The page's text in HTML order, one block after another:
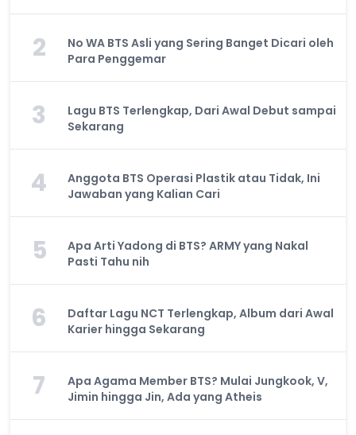
2
No WA BTS Asli yang Sering Banget Dicari oleh
Para Penggemar
3
Lagu BTS Terlengkap, Dari Awal Debut sampai
Sekarang
4
Anggota BTS Operasi Plastik atau Tidak, Ini
Jawaban yang Kalian Cari
5
Apa Arti Yadong di BTS? ARMY yang Nakal
Pasti Tahu nih
6
Daftar Lagu NCT Terlengkap, Album dari Awal
Karier hingga Sekarang
7
Apa Agama Member BTS? Mulai Jungkook, V,
Jimin hingga Jin, Ada yang Atheis